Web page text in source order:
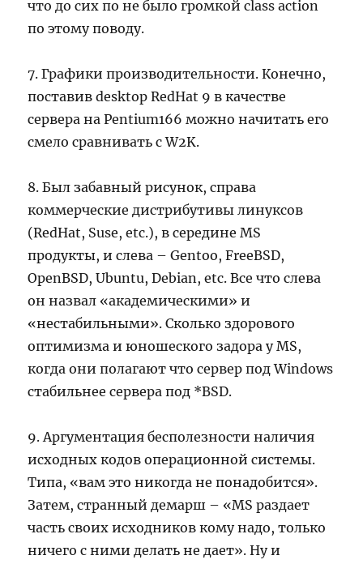
что до сих по не было громкой class action
по этому поводу.
7. Графики производительности. Конечно,
поставив desktop RedHat 9 в качестве
сервера на Pentium166 можно начитать его
смело сравнивать с W2K.
8. Был забавный рисунок, справа
коммерческие дистрибутивы линуксов
(RedHat, Suse, etc.), в середине MS
продукты, и слева – Gentoo, FreeBSD,
OpenBSD, Ubuntu, Debian, etc. Все что слева
он назвал «академическими» и
«нестабильными». Сколько здорового
оптимизма и юношеского задора у MS,
когда они полагают что сервер под Windows
стабильнее сервера под *BSD.
9. Аргументация бесполезности наличия
исходных кодов операционной системы.
Типа, «вам это никогда не понадобится».
Затем, странный демарш – «MS раздает
часть своих исходников кому надо, только
ничего с ними делать не дает». Ну и